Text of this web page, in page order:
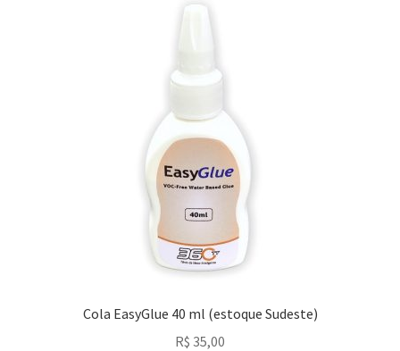
Cola EasyGlue 40 ml (estoque Sudeste)
R$ 35,00